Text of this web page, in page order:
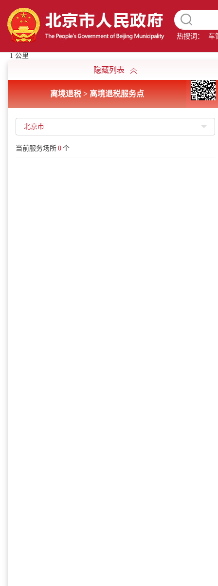
热搜词： 车
隐藏列表
离境退税 > 离境退税服务点
北京市
当前服务场所 0 个
1 公里